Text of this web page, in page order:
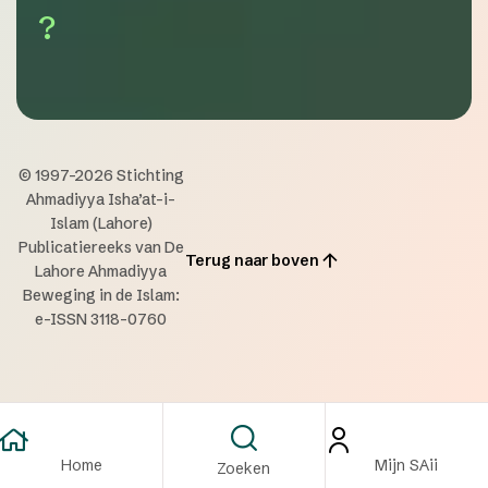
Home Zoeken Mijn SAii
?
© 1997-2026 Stichting
Ahmadiyya Isha’at-i-
Islam (Lahore)
Publicatiereeks van De
Lahore Ahmadiyya
Beweging in de Islam:
e-ISSN 3118-0760
Terug naar boven